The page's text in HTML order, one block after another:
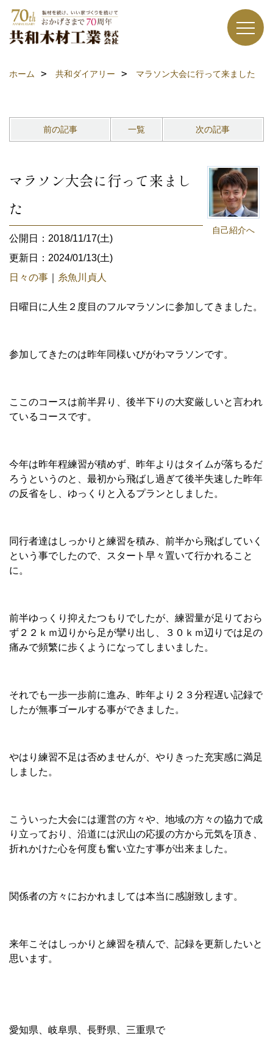
ホーム 共和ダイアリー マラソン大会に行って来ました
前の記事 一覧 次の記事
自己紹介へ
マラソン大会に行って来まし
た
公開日：2018/11/17(土)
更新日：2024/01/13(土)
日々の事
糸魚川貞人
日曜日に人生２度目のフルマラソンに参加してきました。
参加してきたのは昨年同様いびがわマラソンです。
ここのコースは前半昇り、後半下りの大変厳しいと言われ
ているコースです。
今年は昨年程練習が積めず、昨年よりはタイムが落ちるだ
ろうというのと、最初から飛ばし過ぎて後半失速した昨年
の反省をし、ゆっくりと入るプランとしました。
同行者達はしっかりと練習を積み、前半から飛ばしていく
という事でしたので、スタート早々置いて行かれること
に。
前半ゆっくり抑えたつもりでしたが、練習量が足りておら
ず２２ｋｍ辺りから足が攣り出し、３０ｋｍ辺りでは足の
痛みで頻繁に歩くようになってしまいました。
それでも一歩一歩前に進み、昨年より２３分程遅い記録で
したが無事ゴールする事ができました。
やはり練習不足は否めませんが、やりきった充実感に満足
しました。
こういった大会には運営の方々や、地域の方々の協力で成
り立っており、沿道には沢山の応援の方から元気を頂き、
折れかけた心を何度も奮い立たす事が出来ました。
関係者の方々におかれましては本当に感謝致します。
来年こそはしっかりと練習を積んで、記録を更新したいと
思います。
愛知県、岐阜県、長野県、三重県で